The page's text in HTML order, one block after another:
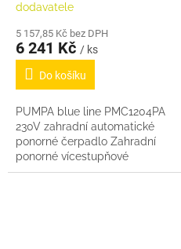
dodavatele
5 157,85 Kč bez DPH
6 241 Kč / ks
Do košíku
PUMPA blue line PMC1204PA
230V zahradní automatické
ponorné čerpadlo Zahradní
ponorné vícestupňové
automatické čerpadlo